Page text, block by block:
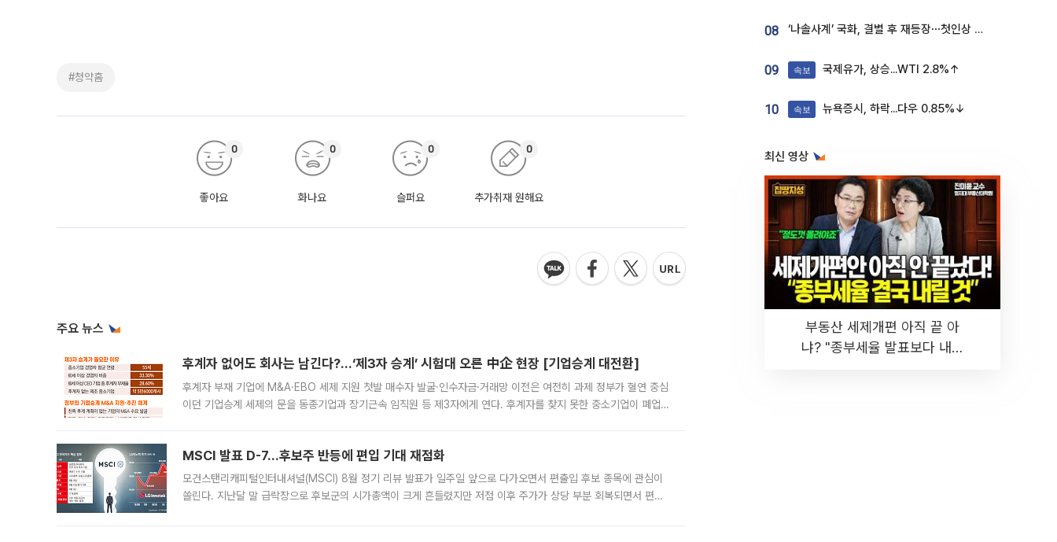
#청약홈
좋아요
0
화나요
0
슬퍼요
0
추가취재 원해요
0
주요 뉴스
후계자 없어도 회사는 남긴다?…‘제3자 승계’ 시험대 오른 中企 현장 [기업승계 대전환]
후계자 부재 기업에 M&A·EBO 세제 지원 첫발 매수자 발굴·인수자금·거래망 이전은 여전히 과제 정부가 혈연 중심
이던 기업승계 세제의 문을 동종기업과 장기근속 임직원 등 제3자에게 연다. 후계자를 찾지 못한 중소기업이 폐업
MSCI 발표 D-7…후보주 반등에 편입 기대 재점화
모건스탠리캐피털인터내셔널(MSCI) 8월 정기 리뷰 발표가 일주일 앞으로 다가오면서 편출입 후보 종목에 관심이
쏠린다. 지난달 말 급락장으로 후보군의 시가총액이 크게 흔들렸지만 저점 이후 주가가 상당 부분 회복되면서 편입
08 ‘나솔사계’ 국화, 결별 후 재등장⋯첫인상 투표 휩쓸고 ‘인기녀’ 등극
09 속보 국제유가, 상승...WTI 2.8%↑
10 속보 뉴욕증시, 하락...다우 0.85%↓
최신 영상
부동산 세제개편 아직 끝 아
냐? "종부세율 발표보다 내릴